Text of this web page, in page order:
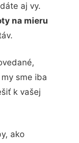
aj vy.
na mieru
sme iba
k vašej
ako